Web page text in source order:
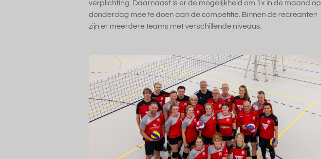
verplichting. Daarnaast is er de mogelijkheid om 1x in de maand op
donderdag mee te doen aan de competitie. Binnen de recreanten
zijn er meerdere teams met verschillende niveaus.